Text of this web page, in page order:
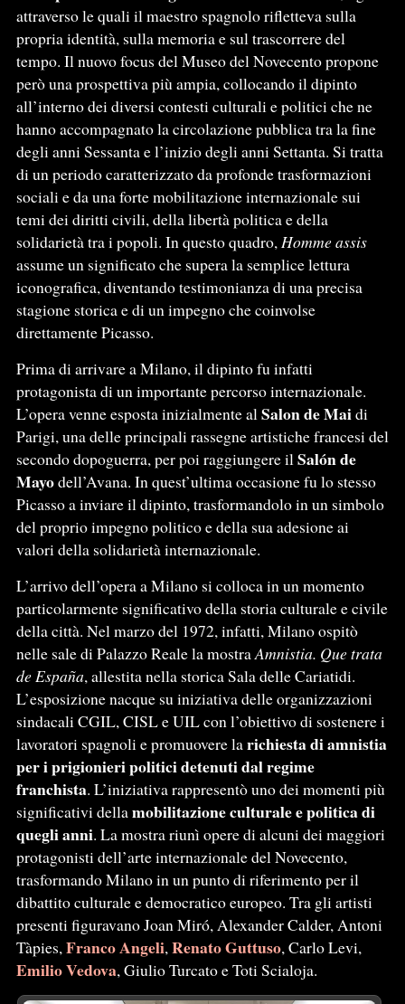
attraverso le quali il maestro spagnolo rifletteva sulla
propria identità, sulla memoria e sul trascorrere del
tempo. Il nuovo focus del Museo del Novecento propone
però una prospettiva più ampia, collocando il dipinto
all’interno dei diversi contesti culturali e politici che ne
hanno accompagnato la circolazione pubblica tra la fine
degli anni Sessanta e l’inizio degli anni Settanta. Si tratta
di un periodo caratterizzato da profonde trasformazioni
sociali e da una forte mobilitazione internazionale sui
temi dei diritti civili, della libertà politica e della
solidarietà tra i popoli. In questo quadro,Homme assis
assume un significato che supera la semplice lettura
iconografica, diventando testimonianza di una precisa
stagione storica e di un impegno che coinvolse
direttamente Picasso.
Prima di arrivare a Milano, il dipinto fu infatti
protagonista di un importante percorso internazionale.
L’opera venne esposta inizialmente alSalon de Maidi
Parigi, una delle principali rassegne artistiche francesi del
secondo dopoguerra, per poi raggiungere ilSalón de
Mayodell’Avana. In quest’ultima occasione fu lo stesso
Picasso a inviare il dipinto, trasformandolo in un simbolo
del proprio impegno politico e della sua adesione ai
valori della solidarietà internazionale.
L’arrivo dell’opera a Milano si colloca in un momento
particolarmente significativo della storia culturale e civile
della città. Nel marzo del 1972, infatti, Milano ospitò
nelle sale di Palazzo Reale la mostraAmnistia. Que trata
de España, allestita nella storica Sala delle Cariatidi.
L’esposizione nacque su iniziativa delle organizzazioni
sindacali CGIL, CISL e UIL con l’obiettivo di sostenere i
lavoratori spagnoli e promuovere larichiesta di amnistia
per i prigionieri politici detenuti dal regime
franchista. L’iniziativa rappresentò uno dei momenti più
significativi dellamobilitazione culturale e politica di
quegli anni. La mostra riunì opere di alcuni dei maggiori
protagonisti dell’arte internazionale del Novecento,
trasformando Milano in un punto di riferimento per il
dibattito culturale e democratico europeo. Tra gli artisti
presenti figuravano Joan Miró, Alexander Calder, Antoni
Tàpies,Franco Angeli,Renato Guttuso, Carlo Levi,
Emilio Vedova, Giulio Turcato e Toti Scialoja.